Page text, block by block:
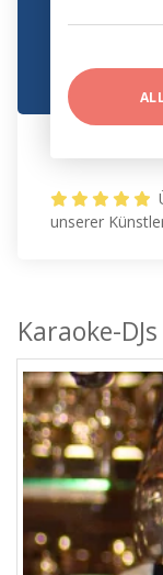
unserer
Karaoke-